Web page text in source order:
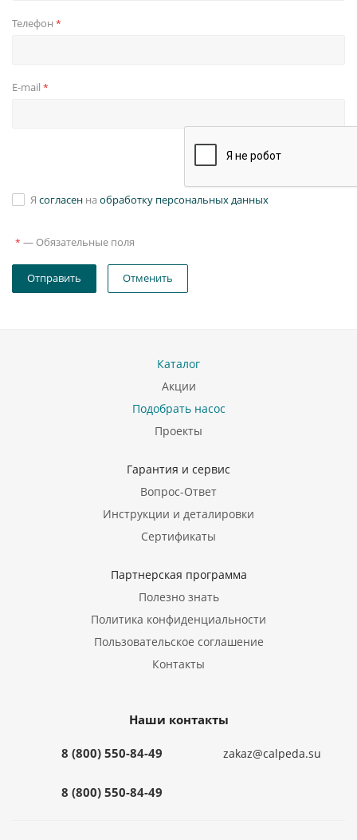
Телефон *
E-mail *
Я согласен на обработку персональных данных
* — Обязательные поля
Отправить Отменить
Каталог
Акции
Подобрать насос
Проекты
Гарантия и сервис
Вопрос-Ответ
Инструкции и деталировки
Сертификаты
Партнерская программа
Полезно знать
Политика конфиденциальности
Пользовательское соглашение
Контакты
Наши контакты
8 (800) 550-84-49
8 (800) 550-84-49
zakaz@calpeda.su